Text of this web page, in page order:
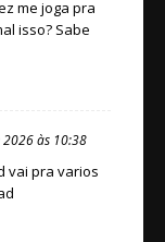
me joga pra
isso? Sabe
2026 às 10:38
vai pra varios